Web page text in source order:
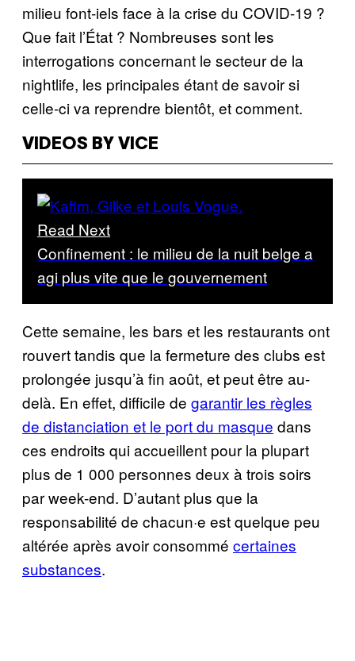
milieu font-iels face à la crise du COVID-19 ?
Que fait l’État ? Nombreuses sont les
interrogations concernant le secteur de la
nightlife, les principales étant de savoir si
celle-ci va reprendre bientôt, et comment.
VIDEOS BY VICE
Read Next
Confinement : le milieu de la nuit belge a
agi plus vite que le gouvernement
Cette semaine, les bars et les restaurants ont
rouvert tandis que la fermeture des clubs est
prolongée jusqu’à fin août, et peut être au-
delà. En effet, difficile de garantir les règles
de distanciation et le port du masque dans
ces endroits qui accueillent pour la plupart
plus de 1 000 personnes deux à trois soirs
par week-end. D’autant plus que la
responsabilité de chacun·e est quelque peu
altérée après avoir consommé certaines
substances.